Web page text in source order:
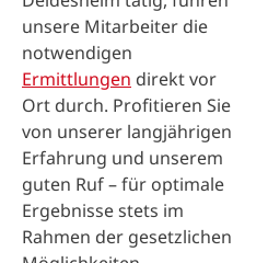
unsere Mitarbeiter die
notwendigen
Ermittlungen direkt vor
Ort durch. Profitieren Sie
von unserer langjährigen
Erfahrung und unserem
guten Ruf – für optimale
Ergebnisse stets im
Rahmen der gesetzlichen